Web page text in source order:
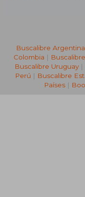
Buscalibre Argentina
Colombia |
Buscalibre Uruguay|
Perú | Buscalibre
Países |